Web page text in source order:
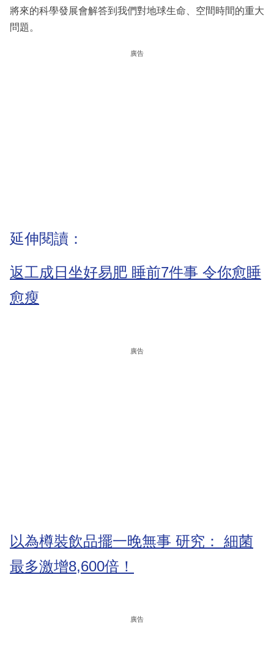
將來的科學發展會解答到我們對地球生命、空間時間的重大
問題。
廣告
延伸閱讀：
返工成日坐好易肥 睡前7件事 令你愈睡
愈瘦
廣告
以為樽裝飲品擺一晚無事 研究： 細菌
最多激增8,600倍！
廣告